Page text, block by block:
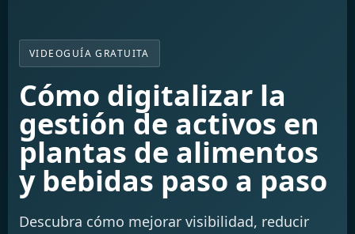
VIDEOGUÍA GRATUITA
Cómo digitalizar la
gestión de activos en
plantas de alimentos
y bebidas paso a paso
Descubra cómo mejorar visibilidad, reducir